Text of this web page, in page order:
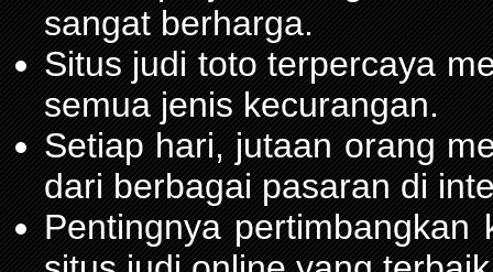
sangat berharga.
Situs judi toto terpercaya
semua jenis kecurangan.
Setiap hari, jutaan orang
dari berbagai pasaran di
Pentingnya pertimbangkan